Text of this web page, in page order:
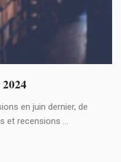
en juin dernier, de
et recensions ...